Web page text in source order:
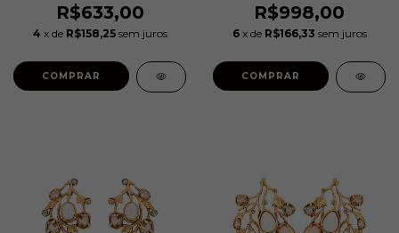
R$633,00
4 x de R$158,25 sem juros
COMPRAR
R$998,00
6 x de R$166,33 sem juros
COMPRAR